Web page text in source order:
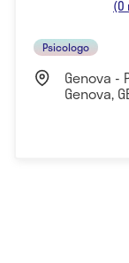
(0
Psicologo
Genova -
Genova,